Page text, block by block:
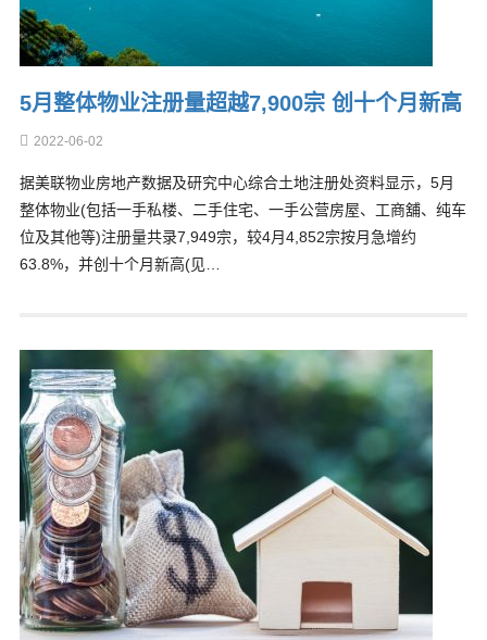
5月整体物业注册量超越7,900宗 创十个月新高
2022-06-02
据美联物业房地产数据及研究中心综合土地注册处资料显示，5月
整体物业(包括一手私楼、二手住宅、一手公营房屋、工商舖、纯车
位及其他等)注册量共录7,949宗，较4月4,852宗按月急增约
63.8%，并创十个月新高(见…